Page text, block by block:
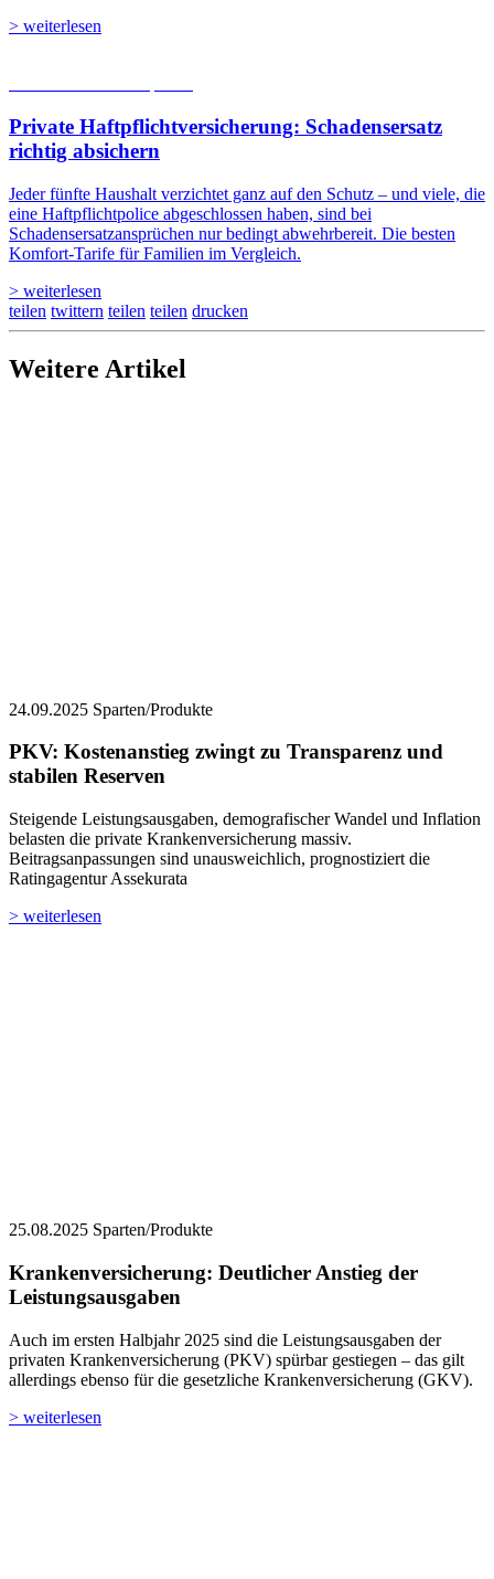
> weiterlesen
Private Haftpflicht­versicherung: Schadensersatz
richtig absichern
Jeder fünfte Haushalt verzichtet ganz auf den Schutz – und viele, die
eine Haftpflichtpolice abgeschlossen haben, sind bei
Schadensersatzansprüchen nur bedingt abwehrbereit. Die besten
Komfort-Tarife für Familien im Vergleich.
> weiterlesen
teilen twittern teilen teilen drucken
Weitere Artikel
24.09.2025 Sparten/Produkte
PKV: Kostenanstieg zwingt zu Transparenz und
stabilen Reserven
Steigende Leistungsausgaben, demografischer Wandel und Inflation
belasten die private Krankenversicherung massiv.
Beitragsanpassungen sind unausweichlich, prognostiziert die
Ratingagentur Assekurata
> weiterlesen
25.08.2025 Sparten/Produkte
Krankenversicherung: Deutlicher Anstieg der
Leistungsausgaben
Auch im ersten Halbjahr 2025 sind die Leistungsausgaben der
privaten Krankenversicherung (PKV) spürbar gestiegen – das gilt
allerdings ebenso für die gesetzliche Krankenversicherung (GKV).
> weiterlesen